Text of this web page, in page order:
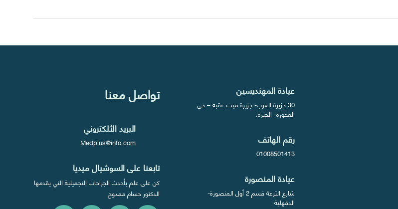
تواصل معنا
البريد الألكتروني
Medplus@info.com
تابعنا على السوشيال ميديا
كن على علم بأحدث الجراحات التجميلية التي يقدمها
الدكتور حسام ممدوح
عيادة المهنديسين
30 جزيرة العرب- جزيرة ميت عقبة – حي
العجوزة- الجيزة.
رقم الهاتف
01008501413
عيادة المنصورة
شارع الترعة قسم 2 أول المنصورة-
الدقهلية